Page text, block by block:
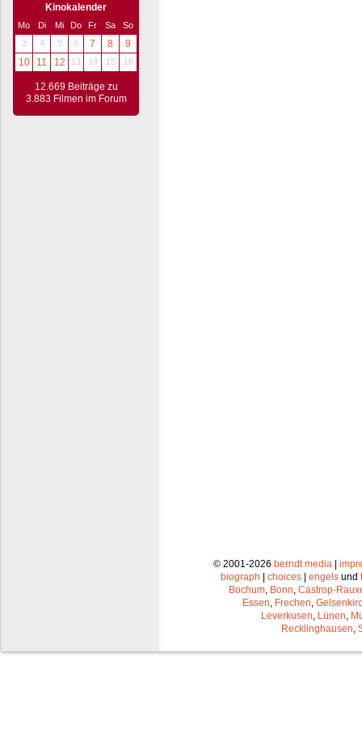
Kinokalender
Mo Di Mi Do Fr Sa
So
3
4 5 6 7 8
9
10
11 12 13 14 15 16
12.669 Beiträge zu
3.883 Filmen im Forum
© 2001-2026 berndt media |
biograph | choices | engels und
Bochum Bonn Castrop-
Essen Frechen
Leverkusen Lünen
Recklinghausen